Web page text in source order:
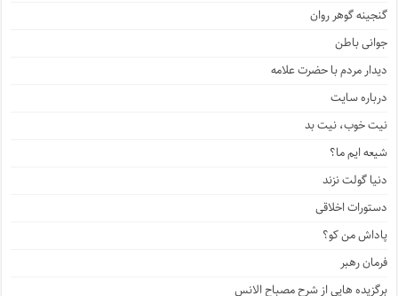
گنجینه گوهر روان
جوانی باطن
دیدار مردم با حضرت علامه
درباره سایت
نیت خوب، نیت بد
شیعه ایم ما؟
دنیا گولت نزند
دستورات اخلاقی
پاداش من کو؟
فرمان رهبر
برگزیده هایی از شرح مصباح الانس